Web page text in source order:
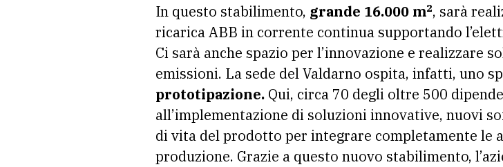
In questo stabilimento, grande 16.000 m2, sarà
ricarica ABB in corrente continua supportando
Ci sarà anche spazio per l’innovazione e realizzare
emissioni. La sede del Valdarno ospita, infatti, uno
prototipazione. Qui, circa 70 degli oltre 500
all’implementazione di soluzioni innovative, nuovi
di vita del prodotto per integrare completamente le
produzione. Grazie a questo nuovo stabilimento,